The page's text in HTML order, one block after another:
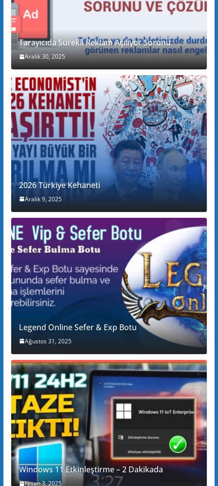
Tarayıcıda Sürekli Reklam Açılıyor Sorunu
Aralık 30, 2025
2026 Türkiye Kehaneti
Aralık 9, 2025
Legend Online Sefer & Exp Botu
Ağustos 31, 2025
Windows 11 Etkinleştirme – 2 Dakikada
Nisan 3, 2025